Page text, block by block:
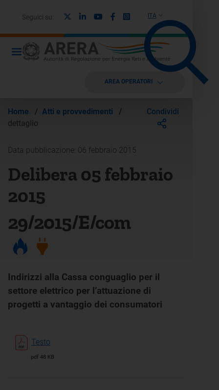
ITA
Seguici su: LinkedinYoutubeFacebook
Instagram
AREA OPERATORI
Home / Atti e provvedimenti
/
dettaglio
Condividi
Data pubblicazione: 06 febbraio 2015
Delibera 05 febbraio
2015
29/2015/E/com
Indirizzi alla Cassa conguaglio per il
settore elettrico per l’attuazione di
progetti a vantaggio dei consumatori
Testo
pdf 48 KB